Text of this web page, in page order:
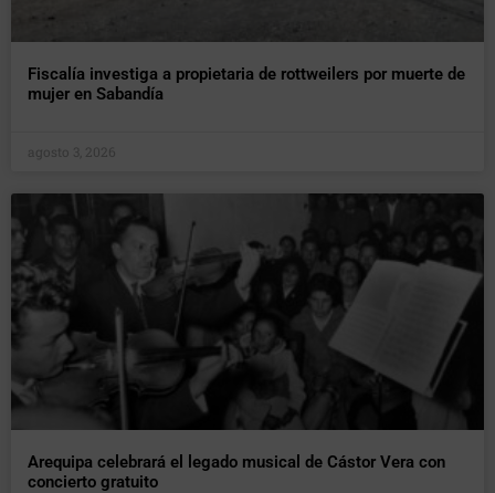
Fiscalía investiga a propietaria de rottweilers por muerte de
mujer en Sabandía
agosto 3, 2026
Arequipa celebrará el legado musical de Cástor Vera con
concierto gratuito